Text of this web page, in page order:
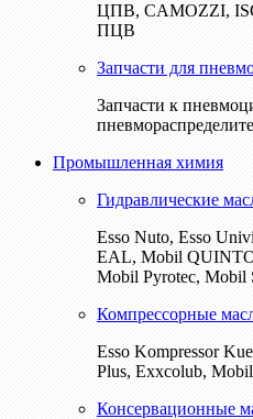
ЦПВ, CAMOZZI,
ПЦВ
Запчасти для
Запчасти к
Промышленная химия
Гидравлические
Esso Nuto, Esso
EAL, Mobil
Mobil Pyrotec, Mobil
Компрессорные
Esso Kompressor
Plus, Exxcolub,
Консервационные